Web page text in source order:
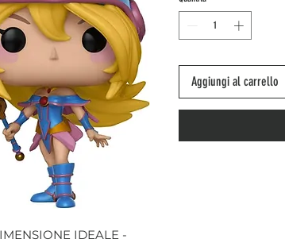
IDEALE -
Aggiungi al carrello